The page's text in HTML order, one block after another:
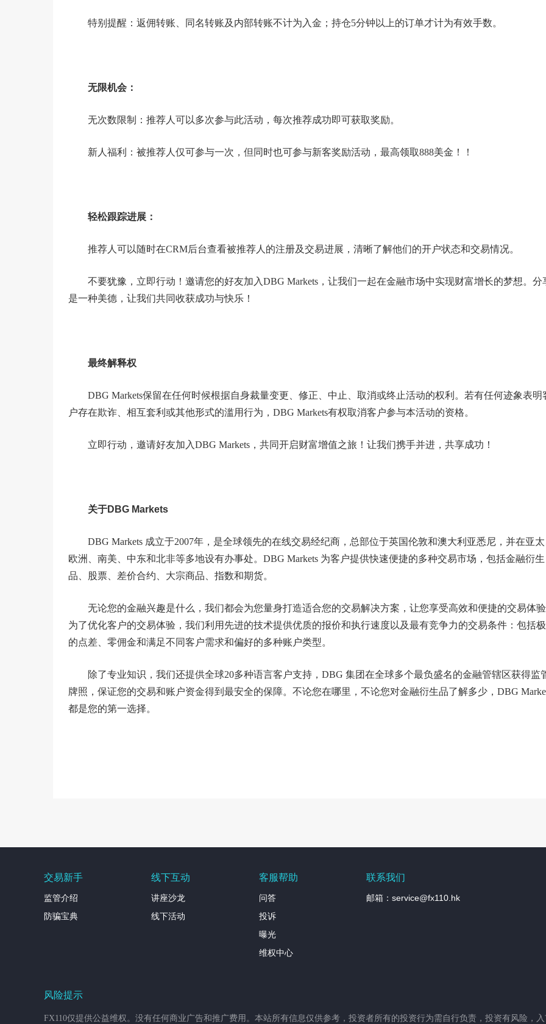
特别提醒：返佣转账、同名转账及内部转账不计为入金；持仓5分钟以上的订单才计为有效手数。
无限机会：
无次数限制：推荐人可以多次参与此活动，每次推荐成功即可获取奖励。
新人福利：被推荐人仅可参与一次，但同时也可参与新客奖励活动，最高领取888美金！！
轻松跟踪进展：
推荐人可以随时在CRM后台查看被推荐人的注册及交易进展，清晰了解他们的开户状态和交易情况。
不要犹豫，立即行动！邀请您的好友加入DBG Markets，让我们一起在金融市场中实现财富增长的梦想。分
是一种美德，让我们共同收获成功与快乐！
最终解释权
DBG Markets保留在任何时候根据自身裁量变更、修正、中止、取消或终止活动的权利。若有任何迹象表明
户存在欺诈、相互套利或其他形式的滥用行为，DBG Markets有权取消客户参与本活动的资格。
立即行动，邀请好友加入DBG Markets，共同开启财富增值之旅！让我们携手并进，共享成功！
关于DBG Markets
DBG Markets 成立于2007年，是全球领先的在线交易经纪商，总部位于英国伦敦和澳大利亚悉尼，并在亚
欧洲、南美、中东和北非等多地设有办事处。DBG Markets 为客户提供快速便捷的多种交易市场，包括金融衍生
品、股票、差价合约、大宗商品、指数和期货。
无论您的金融兴趣是什么，我们都会为您量身打造适合您的交易解决方案，让您享受高效和便捷的交易体
为了优化客户的交易体验，我们利用先进的技术提供优质的报价和执行速度以及最有竞争力的交易条件：包括
的点差、零佣金和满足不同客户需求和偏好的多种账户类型。
除了专业知识，我们还提供全球20多种语言客户支持，DBG 集团在全球多个最负盛名的金融管辖区获得监
牌照，保证您的交易和账户资金得到最安全的保障。不论您在哪里，不论您对金融衍生品了解多少，DBG
都是您的第一选择。
交易新手
监管介绍
防骗宝典
线下互动
讲座沙龙
线下活动
客服帮助
问答
投诉
曝光
维权中心
联系我们
邮箱：service@fx110.hk
风险提示
FX110仅提供公益维权。没有任何商业广告和推广费用。本站所有信息仅供参考，投资者所有的投资行为需自行负责，投资有风险，